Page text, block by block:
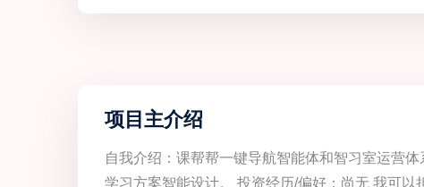
项目主介绍
自我介绍：课帮帮一键导航智能体和智习室运营
学习方案智能设计。 投资经历/偏好：尚无 我可